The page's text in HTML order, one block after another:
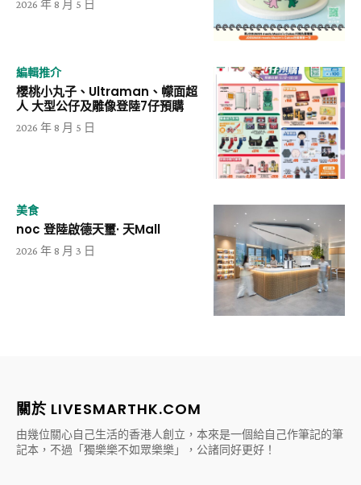
2026 年 8 月 5 日
編輯推介
櫻桃小丸子、Ultraman、幪面超
人 大型公仔及雕像登陸7仔預購
2026 年 8 月 5 日
美食
noc 登陸啟德天璽· 天Mall
2026 年 8 月 3 日
關於 LIVESMARTHK.COM
由幾位關心自己生活的香港人創立，本來是一個給自己作筆記的筆
記本，不過「獨樂樂不如眾樂樂」，公諸同好更好！